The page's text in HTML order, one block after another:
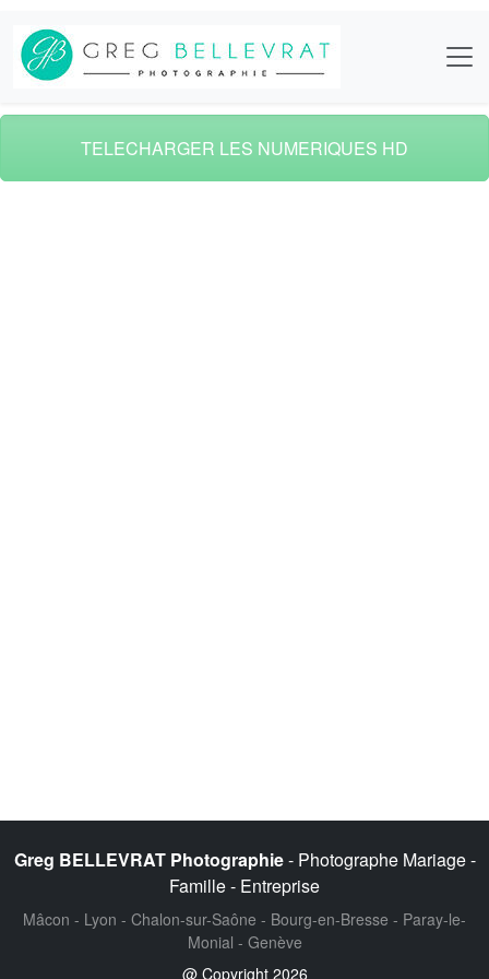
TELECHARGER LES NUMERIQUES HD
Greg BELLEVRAT Photographie- Photographe Mariage -
Famille - Entreprise
Mâcon - Lyon - Chalon-sur-Saône - Bourg-en-Bresse - Paray-le-
Monial - Genève
@ Copyright 2026